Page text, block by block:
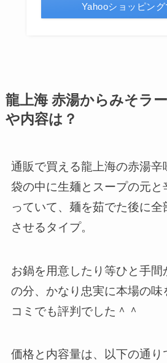
Yahooショッピング
龍上海 赤湯からみそラ
や内容は？
通販で買える龍上海の赤湯辛
袋の中に生麺とスープの元と
っていて、麺を茹でた後に
させるタイプ。
お鍋を用意したり等ひと手間
の分、かなり忠実に本場の味
コミでも評判でした＾＾
価格と内容量は、以下の通り